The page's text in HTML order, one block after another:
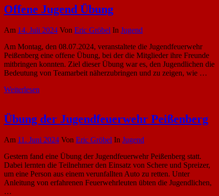
Offene Jugend Übung
Am 14. Juli 2024 Von Eric Gröbel In Jugend
Am Montag, den 08.07.2024, veranstaltete die Jugendfeuerwehr
Peißenberg eine offene Übung, bei der die Mitglieder ihre Freunde
mitbringen konnten. Ziel dieser Übung war es, den Jugendlichen die
Bedeutung von Teamarbeit näherzubringen und zu zeigen, wie …
Weiterlesen
Übung der Jugendfeuerwehr Peißenberg
Am 11. Juni 2024 Von Eric Gröbel In Jugend
Gestern fand eine Übung der Jugendfeuerwehr Peißenberg statt.
Dabei lernten die Teilnehmer den Einsatz von Schere und Spreizer,
um eine Person aus einem verunfallten Auto zu retten. Unter
Anleitung von erfahrenen Feuerwehrleuten übten die Jugendlichen,
…